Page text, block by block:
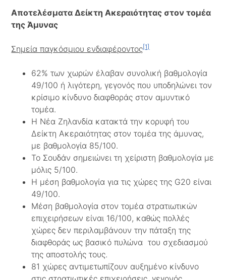
Αποτελέσματα Δείκτη Ακεραιότητας στον τομέα
της Άμυνας
Σημεία παγκόσμιου ενδιαφέροντος[1]
62% των χωρών έλαβαν συνολική βαθμολογία
49/100 ή λιγότερη, γεγονός που υποδηλώνει τον
κρίσιμο κίνδυνο διαφθοράς στον αμυντικό
τομέα.
Η Νέα Ζηλανδία κατακτά την κορυφή του
Δείκτη Ακεραιότητας στον τομέα της άμυνας,
με βαθμολογία 85/100.
Το Σουδάν σημειώνει τη χείριστη βαθμολογία με
μόλις 5/100.
Η μέση βαθμολογία για τις χώρες της G20 είναι
49/100.
Μέση βαθμολογία στον τομέα στρατιωτικών
επιχειρήσεων είναι 16/100, καθώς πολλές
χώρες δεν περιλαμβάνουν την πάταξη της
διαφθοράς ως βασικό πυλώνα του σχεδιασμού
της αποστολής τους.
81 χώρες αντιμετωπίζουν αυξημένο κίνδυνο